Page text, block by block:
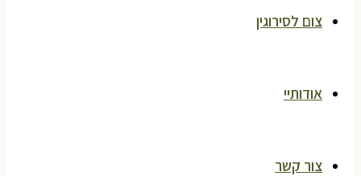
צום לסירוגין
אודותיי
צור קשר